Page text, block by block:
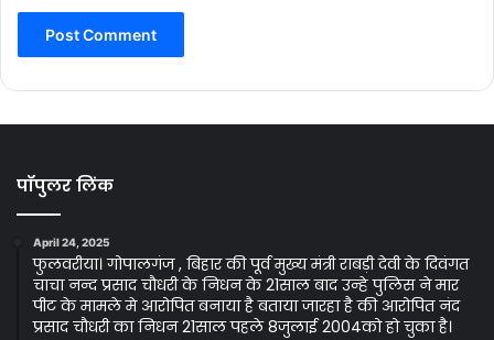
पॉपुलर लिंक
April 24, 2025
फुलवरीया। गोपालगंज , बिहार की पूर्व मुख्य मंत्री राबड़ी देवी के दिवंगत
चाचा नन्द प्रसाद चौधरी के निधन के 21साल बाद उन्हे पुलिस ने मार
पीट के मामले मे आरोपित बनाया है बताया जारहा है की आरोपित नंद
प्रसाद चौधरी का निधन 21साल पहले 8जुलाई 2004को हो चुका है।